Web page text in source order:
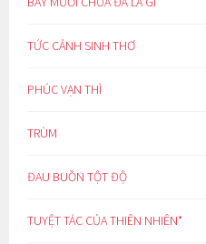
TỨC CẢNH SINH THƠ
PHÚC VẠN THÌ
TRÙM
ĐAU BUỒN TỘT ĐỘ
TUYỆT TÁC CỦA THIÊN NHIÊN*